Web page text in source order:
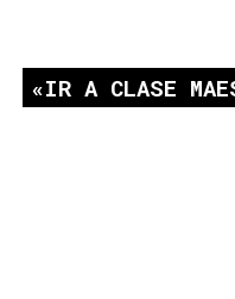
IR A CLASE